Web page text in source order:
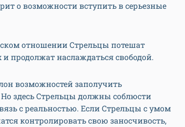
о возможности вступить в серьезные
отношении Стрельцы потешат
продолжат наслаждаться свободой.
возможностей заполучить
здесь Стрельцы должны соблюсти
с реальностью. Если Стрельцы с умом
контролировать свою заносчивость,